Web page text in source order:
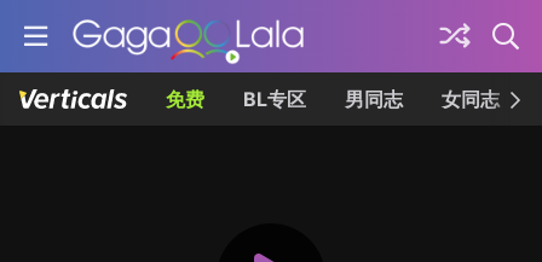
免费 BL专区 男同志 女同志